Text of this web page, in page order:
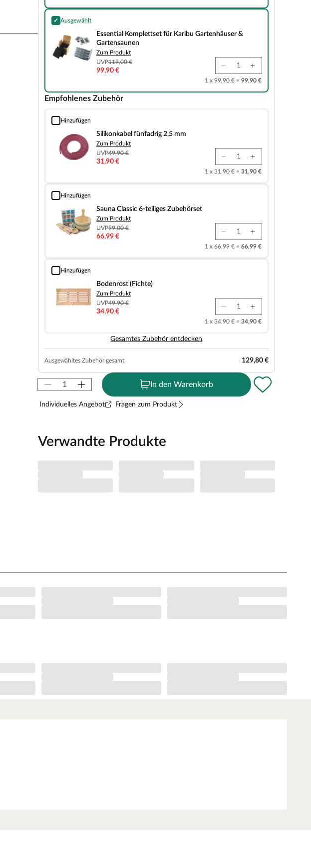
✓ Ausgewählt
Essential Komplettset für Karibu Gartenhäuser & Gartensaunen
Essential Komplettset für Karibu Gartenhäuser &
Gartensaunen
Zum Produkt
UVP119,00 €
99,90 €
1 x 99,90 € = 99,90 €
Empfohlenes Zubehör
Hinzufügen
Silikonkabel fünfadrig 2,5 mm
Silikonkabel fünfadrig 2,5 mm
Zum Produkt
UVP49,90 €
31,90 €
1 x 31,90 € = 31,90 €
Hinzufügen
Sauna Classic 6-teiliges Zubehörset
Sauna Classic 6-teiliges Zubehörset
Zum Produkt
UVP99,00 €
66,99 €
1 x 66,99 € = 66,99 €
Hinzufügen
Bodenrost (Fichte)
Bodenrost (Fichte)
Zum Produkt
UVP49,90 €
34,90 €
1 x 34,90 € = 34,90 €
Gesamtes Zubehör entdecken
Ausgewähltes Zubehör gesamt 129,80 €
In den Warenkorb
Individuelles Angebot Fragen zum Produkt
Verwandte Produkte